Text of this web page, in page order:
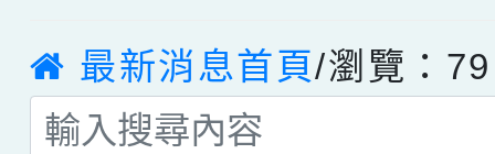
最新消息首頁/瀏覽：79